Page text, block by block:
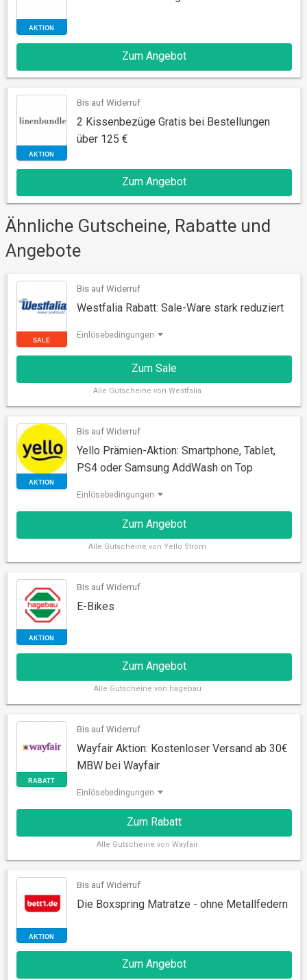
AKTION
Zum Angebot
AKTION
Bis auf Widerruf
2 Kissenbezüge Gratis bei Bestellungen
über 125 €
Zum Angebot
Ähnliche Gutscheine, Rabatte und
Angebote
SALE
Bis auf Widerruf
Westfalia Rabatt: Sale-Ware stark reduziert
Einlösebedingungen
Zum Sale
Alle Gutscheine von Westfalia
AKTION
Bis auf Widerruf
Yello Prämien-Aktion: Smartphone, Tablet,
PS4 oder Samsung AddWash on Top
Einlösebedingungen
Zum Angebot
Alle Gutscheine von Yello Strom
AKTION
Bis auf Widerruf
E-Bikes
Zum Angebot
Alle Gutscheine von hagebau
RABATT
Bis auf Widerruf
Wayfair Aktion: Kostenloser Versand ab 30€
MBW bei Wayfair
Einlösebedingungen
Zum Rabatt
Alle Gutscheine von Wayfair
Bis auf Widerruf
Die Boxspring Matratze - ohne Metallfedern
Zum Angebot